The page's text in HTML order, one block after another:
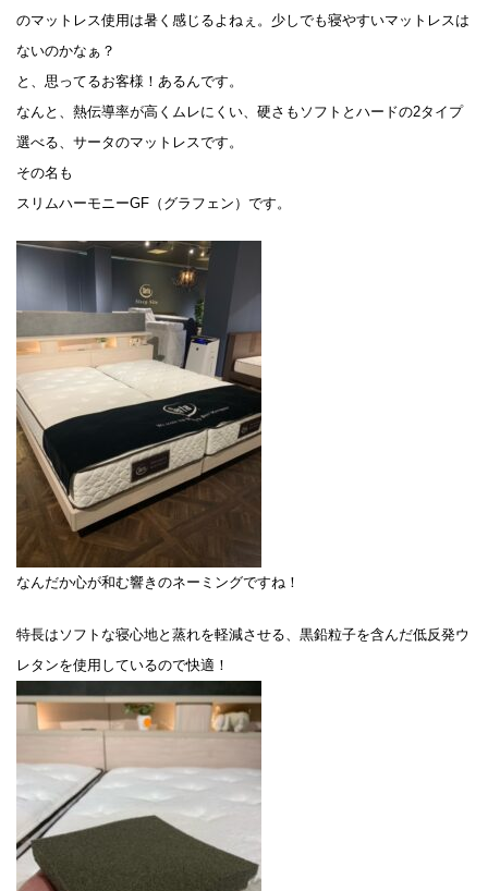
のマットレス使用は暑く感じるよねぇ。少しでも寝やすいマットレスは
ないのかなぁ？
と、思ってるお客様！あるんです。
なんと、熱伝導率が高くムレにくい、硬さもソフトとハードの2タイプ
選べる、サータのマットレスです。
その名も
スリムハーモニーGF（グラフェン）です。
なんだか心が和む響きのネーミングですね！
特長はソフトな寝心地と蒸れを軽減させる、黒鉛粒子を含んだ低反発ウ
レタンを使用しているので快適！